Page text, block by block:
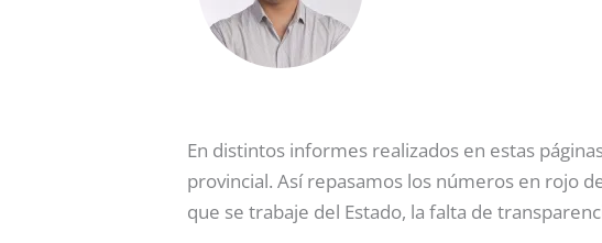
En distintos informes realizados en estas
provincial. Así repasamos los números en rojo
que se trabaje del Estado, la falta de